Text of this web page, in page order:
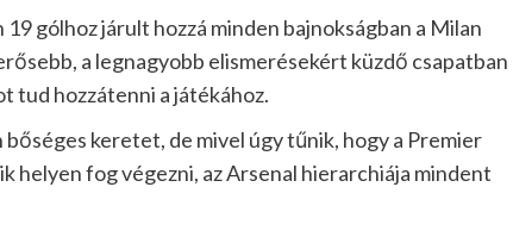
gólhoz járult hozzá minden bajnokságban a Milan
a legnagyobb elismerésekért küzdő csapatban
tud hozzátenni a játékához.
keretet, de mivel úgy tűnik, hogy a Premier
helyen fog végezni, az Arsenal hierarchiája mindent